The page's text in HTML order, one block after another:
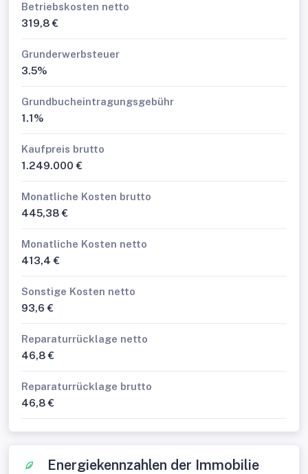
Betriebskosten netto
319,8 €
Grunderwerbsteuer
3.5%
Grundbucheintragungsgebühr
1.1%
Kaufpreis brutto
1.249.000 €
Monatliche Kosten brutto
445,38 €
Monatliche Kosten netto
413,4 €
Sonstige Kosten netto
93,6 €
Reparaturrücklage netto
46,8 €
Reparaturrücklage brutto
46,8 €
Energiekennzahlen der Immobilie